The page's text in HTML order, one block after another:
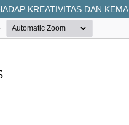
KREATIVITAS DAN